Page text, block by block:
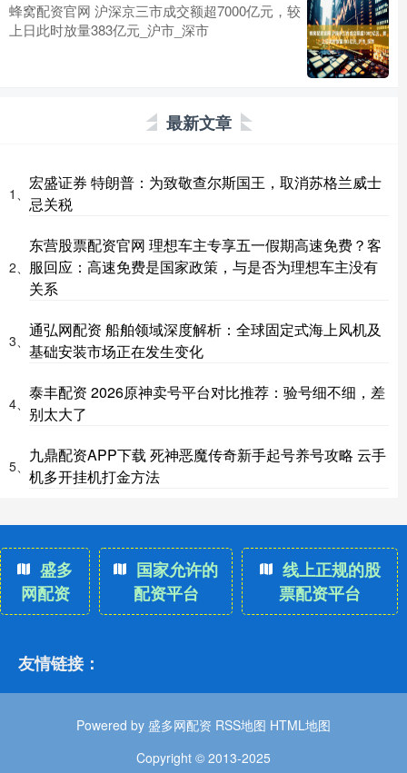
蜂窝配资官网 沪深京三市成交额超7000亿元，较
上日此时放量383亿元_沪市_深市
最新文章
1、
宏盛证券 特朗普：为致敬查尔斯国王，取消苏格兰威士
忌关税
2、
东营股票配资官网 理想车主专享五一假期高速免费？客
服回应：高速免费是国家政策，与是否为理想车主没有
关系
3、
通弘网配资 船舶领域深度解析：全球固定式海上风机及
基础安装市场正在发生变化
4、
泰丰配资 2026原神卖号平台对比推荐：验号细不细，差
别太大了
5、
九鼎配资APP下载 死神恶魔传奇新手起号养号攻略 云手
机多开挂机打金方法
盛多
网配资
国家允许的
配资平台
线上正规的股
票配资平台
友情链接：
Powered by 盛多网配资 RSS地图 HTML地图
Copyright © 2013-2025